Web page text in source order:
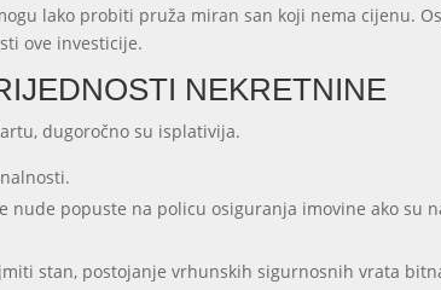
lako probiti pruža miran san koji nema cijenu.
ove investicije.
NEKRETNINE
dugoročno su isplativija.
nude popuste na policu osiguranja imovine ako su
stan, postojanje vrhunskih sigurnosnih vrata